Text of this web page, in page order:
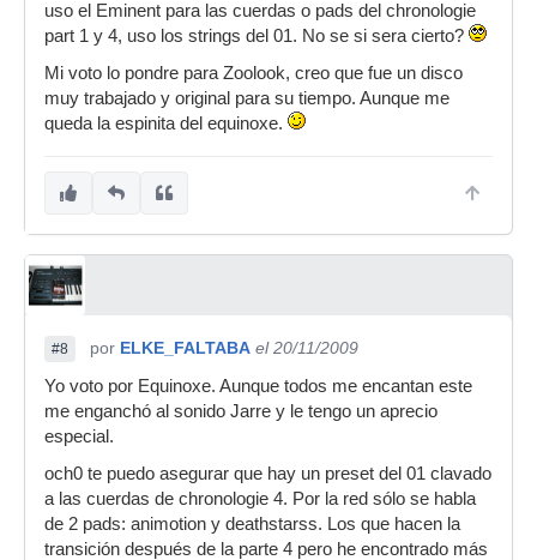
uso el Eminent para las cuerdas o pads del chronologie
part 1 y 4, uso los strings del 01. No se si sera cierto?
Mi voto lo pondre para Zoolook, creo que fue un disco
muy trabajado y original para su tiempo. Aunque me
queda la espinita del equinoxe.
#8 por ELKE_FALTABA el 20/11/2009
Yo voto por Equinoxe. Aunque todos me encantan este
me enganchó al sonido Jarre y le tengo un aprecio
especial.
och0 te puedo asegurar que hay un preset del 01 clavado
a las cuerdas de chronologie 4. Por la red sólo se habla
de 2 pads: animotion y deathstarss. Los que hacen la
transición después de la parte 4 pero he encontrado más